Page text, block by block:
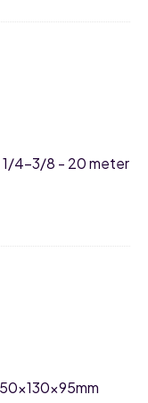
1/4-3/8 - 20 meter